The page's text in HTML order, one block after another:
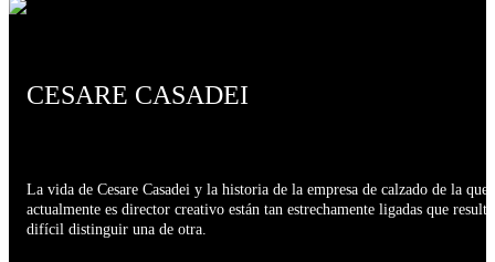
CESARE CASADEI
La vida de Cesare Casadei y la historia de la empresa de calzado de la que
actualmente es director creativo están tan estrechamente ligadas que resulta
difícil distinguir una de otra.